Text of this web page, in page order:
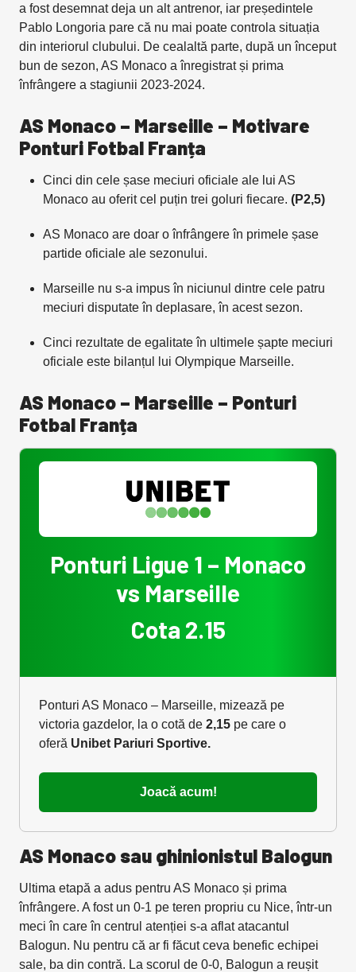
a fost desemnat deja un alt antrenor, iar președintele
Pablo Longoria pare că nu mai poate controla situația
din interiorul clubului. De cealaltă parte, după un început
bun de sezon, AS Monaco a înregistrat și prima
înfrângere a stagiunii 2023-2024.
AS Monaco – Marseille – Motivare
Ponturi Fotbal Franța
Cinci din cele șase meciuri oficiale ale lui AS
Monaco au oferit cel puțin trei goluri fiecare. (P2,5)
AS Monaco are doar o înfrângere în primele șase
partide oficiale ale sezonului.
Marseille nu s-a impus în niciunul dintre cele patru
meciuri disputate în deplasare, în acest sezon.
Cinci rezultate de egalitate în ultimele șapte meciuri
oficiale este bilanțul lui Olympique Marseille.
AS Monaco – Marseille – Ponturi
Fotbal Franța
Ponturi Ligue 1 – Monaco
vs Marseille
Cota 2.15
Ponturi AS Monaco – Marseille, mizează pe
victoria gazdelor, la o cotă de 2,15 pe care o
oferă Unibet Pariuri Sportive.
Joacă acum!
AS Monaco sau ghinionistul Balogun
Ultima etapă a adus pentru AS Monaco și prima
înfrângere. A fost un 0-1 pe teren propriu cu Nice, într-un
meci în care în centrul atenției s-a aflat atacantul
Balogun. Nu pentru că ar fi făcut ceva benefic echipei
sale, ba din contră. La scorul de 0-0, Balogun a reușit